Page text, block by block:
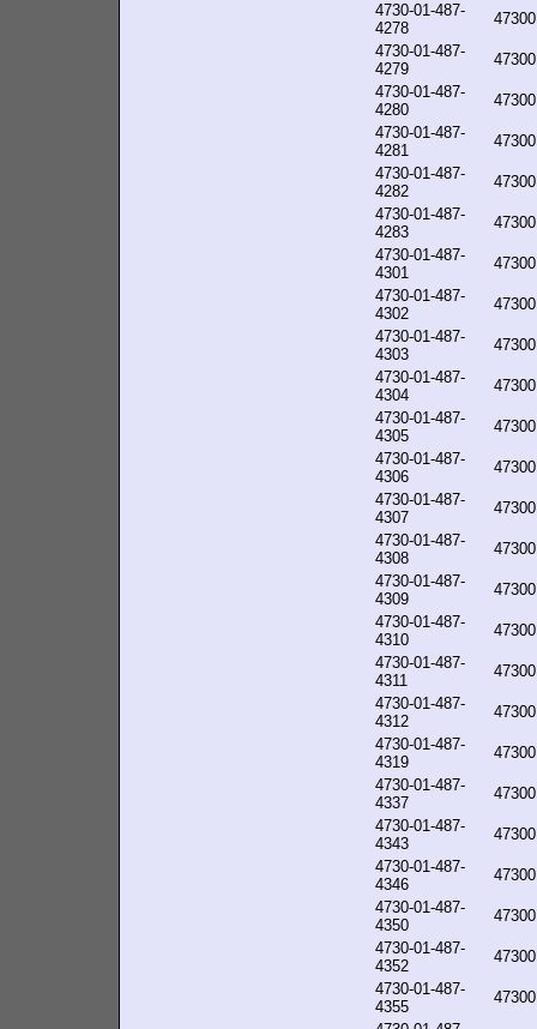
4730-01-487-
4278
4730-01-487-
4279
4730-01-487-
4280
4730-01-487-
4281
4730-01-487-
4282
4730-01-487-
4283
4730-01-487-
4301
4730-01-487-
4302
4730-01-487-
4303
4730-01-487-
4304
4730-01-487-
4305
4730-01-487-
4306
4730-01-487-
4307
4730-01-487-
4308
4730-01-487-
4309
4730-01-487-
4310
4730-01-487-
4311
4730-01-487-
4312
4730-01-487-
4319
4730-01-487-
4337
4730-01-487-
4343
4730-01-487-
4346
4730-01-487-
4350
4730-01-487-
4352
4730-01-487-
4355